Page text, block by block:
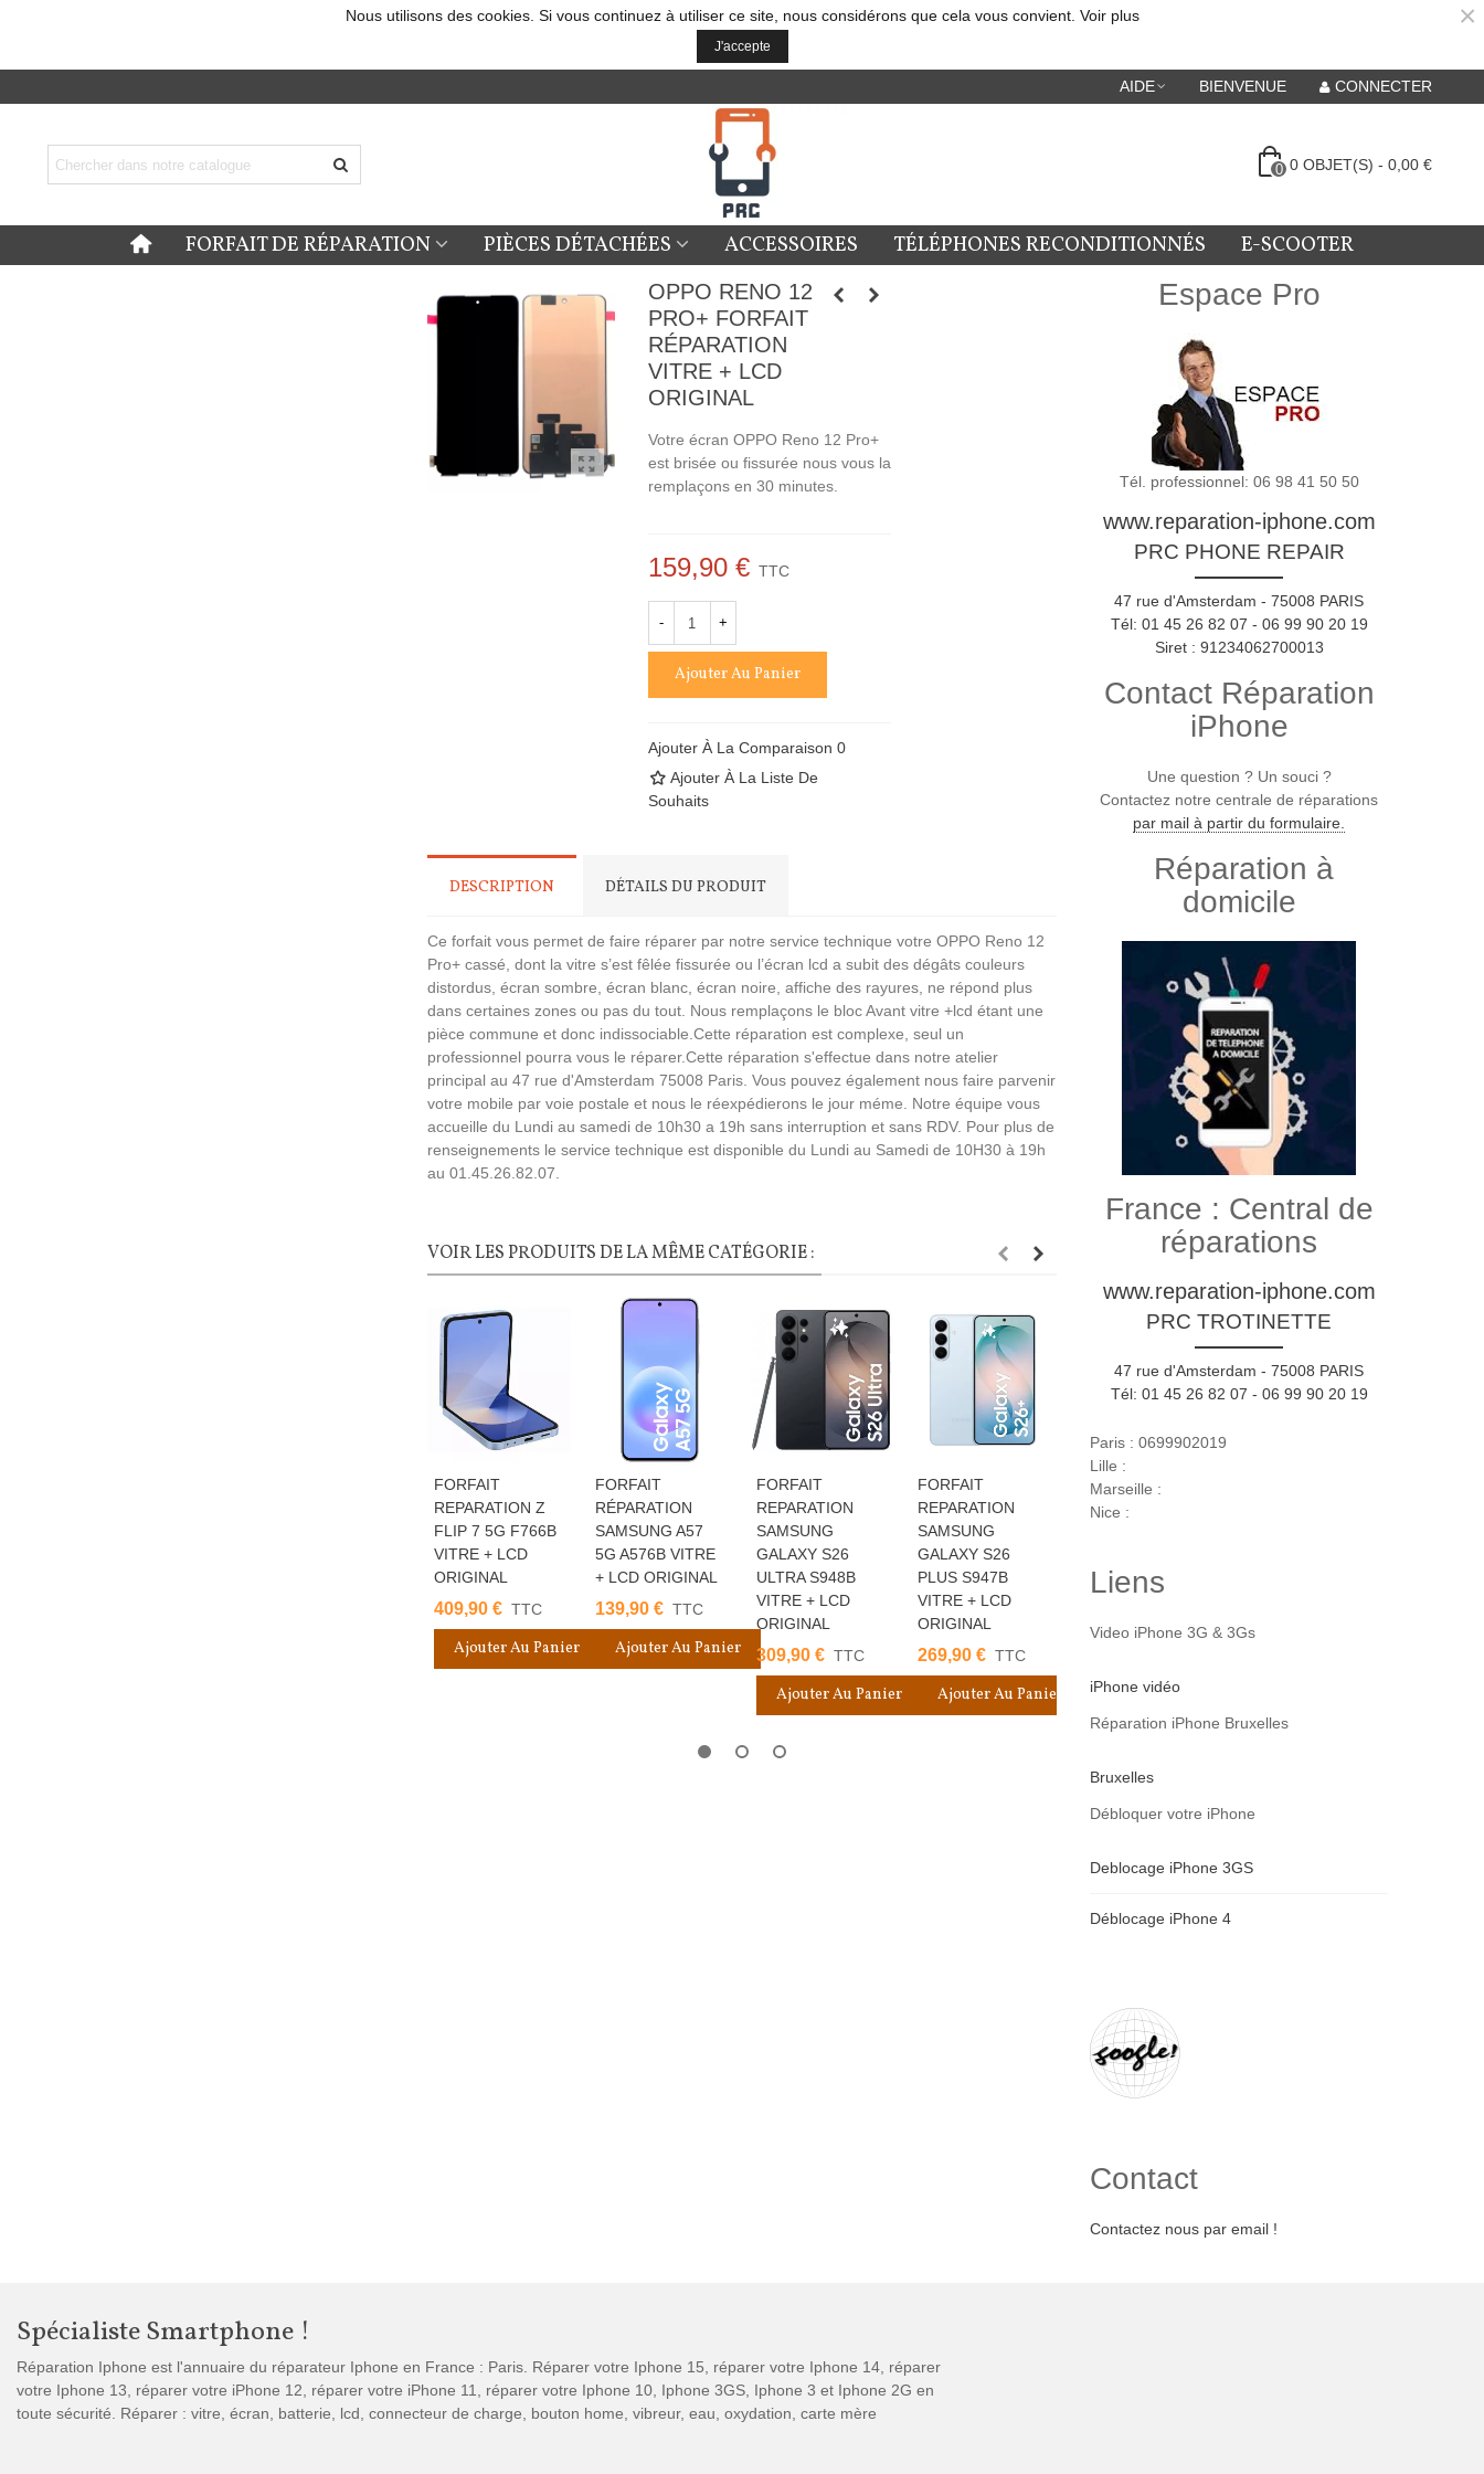
Nous utilisons des cookies. Si vous continuez à utiliser ce site, nous considérons que cela vous convient. Voir plus
J'accepte
×
AIDE BIENVENUE CONNECTER
0 0 OBJET(S) - 0,00 €
FORFAIT DE RÉPARATION PIÈCES DÉTACHÉES ACCESSOIRES TÉLÉPHONES RECONDITIONNÉS E-SCOOTER
Espace Pro
Tél. professionnel: 06 98 41 50 50
www.reparation-iphone.com
PRC PHONE REPAIR
47 rue d'Amsterdam - 75008 PARIS
Tél: 01 45 26 82 07 - 06 99 90 20 19
Siret : 91234062700013
Contact Réparation
iPhone
Une question ? Un souci ?
Contactez notre centrale de réparations
par mail à partir du formulaire.
Réparation à
domicile
France : Central de
réparations
www.reparation-iphone.com
PRC TROTINETTE
47 rue d'Amsterdam - 75008 PARIS
Tél: 01 45 26 82 07 - 06 99 90 20 19
Paris : 0699902019
Lille :
Marseille :
Nice :
Liens
Video iPhone 3G & 3Gs
iPhone vidéo
Réparation iPhone Bruxelles
Bruxelles
Débloquer votre iPhone
Deblocage iPhone 3GS
Déblocage iPhone 4
Contact
Contactez nous par email !
OPPO RENO 12
PRO+ FORFAIT
RÉPARATION
VITRE + LCD
ORIGINAL
Votre écran OPPO Reno 12 Pro+
est brisée ou fissurée nous vous la
remplaçons en 30 minutes.
159,90 € TTC
- +
Ajouter Au Panier
Ajouter À La Comparaison 0
Ajouter À La Liste De
Souhaits
DESCRIPTION DÉTAILS DU PRODUIT
Ce forfait vous permet de faire réparer par notre service technique votre OPPO Reno 12
Pro+ cassé, dont la vitre s’est fêlée fissurée ou l’écran lcd a subit des dégâts couleurs
distordus, écran sombre, écran blanc, écran noire, affiche des rayures, ne répond plus
dans certaines zones ou pas du tout. Nous remplaçons le bloc Avant vitre +lcd étant une
pièce commune et donc indissociable.Cette réparation est complexe, seul un
professionnel pourra vous le réparer.Cette réparation s'effectue dans notre atelier
principal au 47 rue d'Amsterdam 75008 Paris. Vous pouvez également nous faire parvenir
votre mobile par voie postale et nous le réexpédierons le jour méme. Notre équipe vous
accueille du Lundi au samedi de 10h30 a 19h sans interruption et sans RDV. Pour plus de
renseignements le service technique est disponible du Lundi au Samedi de 10H30 à 19h
au 01.45.26.82.07.
VOIR LES PRODUITS DE LA MÊME CATÉGORIE :
Ajouter À La Liste De Souhaits
FORFAIT
REPARATION Z
FLIP 7 5G F766B
VITRE + LCD
ORIGINAL
409,90 € TTC
Ajouter Au Panier
Ajouter À La Liste De Souhaits
FORFAIT
RÉPARATION
SAMSUNG A57
5G A576B VITRE
+ LCD ORIGINAL
139,90 € TTC
Ajouter Au Panier
Ajouter À La Liste De Souhaits
FORFAIT
REPARATION
SAMSUNG
GALAXY S26
ULTRA S948B
VITRE + LCD
ORIGINAL
309,90 € TTC
Ajouter Au Panier
Ajouter À La Liste De Souhaits
FORFAIT
REPARATION
SAMSUNG
GALAXY S26
PLUS S947B
VITRE + LCD
ORIGINAL
269,90 € TTC
Ajouter Au Panier
Ajouter À La Liste De Souhaits
FORFAIT
RÉPARATION
INTERNE
Spécialiste Smartphone !
Réparation Iphone est l'annuaire du réparateur Iphone en France : Paris. Réparer votre Iphone 15, réparer votre Iphone 14, réparer
votre Iphone 13, réparer votre iPhone 12, réparer votre iPhone 11, réparer votre Iphone 10, Iphone 3GS, Iphone 3 et Iphone 2G en
toute sécurité. Réparer : vitre, écran, batterie, lcd, connecteur de charge, bouton home, vibreur, eau, oxydation, carte mère